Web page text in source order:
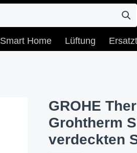
Smart Home Lüftung
GROHE
Grohtherm
verdeckten